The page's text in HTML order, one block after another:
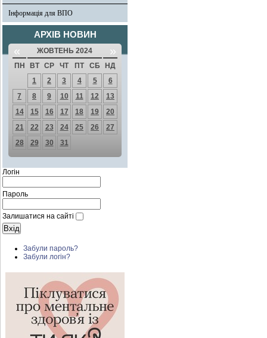
Інформація для ВПО
АРХІВ НОВИН
« ЖОВТЕНЬ 2024 »
ПН ВТ СР ЧТ ПТ СБ
НД
1
2 3 4 5
6
7
8 9 10 11 12
13
14
15 16 17 18 19
20
21
22 23 24 25 26
27
28
29 30 31
Логін
Пароль
Залишатися на сайті
Забули пароль?
Забули логін?